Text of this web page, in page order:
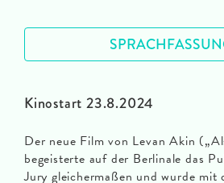
Kinostart 23.8.2024
Der neue Film von Levan Akin
begeisterte auf der Berlinale das
Jury gleichermaßen und wurde mit